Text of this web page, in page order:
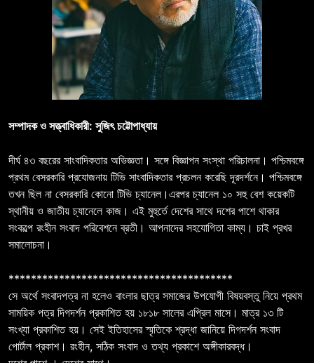
সম্পাদক ও সত্ত্বাধিকারী: সুজিৎ চট্টোপাধ্যায়
দীর্ঘ ৪৩ বছরের সাংবাদিকতার অভিজ্ঞতা। সঙ্গে বিজ্ঞাপন সংস্থা পরিচালনা। পশ্চিমবঙ্গে
প্রথম বেসরকারি প্রযোজনায় টিভি সাংবাদিকতার প্রচলন করেছি দূরদর্শনে। পশ্চিমবঙ্গে
তখন ছিল না বেসরকারি কোনো টিভি চ্যানেল।এরপর চ্যানেল ১০ সহু বেশ কয়েকটি
স্থানীয় ও জাতীয় চ্যানেলে কাজ। এই মুহুর্তে দেশের সাথে দশের পাশে থাকার
সংকল্পে রংহীন সংবাদ পরিবেশনে ব্রতী। আপনাদের সহযোগিতা কাম্য। চাই প্রখর
সমালোচনা।
****************************************
সে অর্থে সংবাদপত্র না হলেও বাংলার ছাত্র সমাজের উপযোগী বিষয়বস্তু নিয়ে প্রথম
সাময়িক পত্র দিগদর্শন প্রকাশিত হয় ১৮১৮ সালের এপ্রিল মাসে। মাত্র ১৩ টি
সংখ্যা প্রকাশিত হয়। সেই ইতিহাসের স্মৃতিকে শ্রদ্ধা জানিয়ে দিগদর্শন সংবাদ
পোর্টাল প্রকাশ। রংহীন, সঠিক সংবাদ ও তথ্য প্রকাশে অঙ্গীকারবদ্ধ।